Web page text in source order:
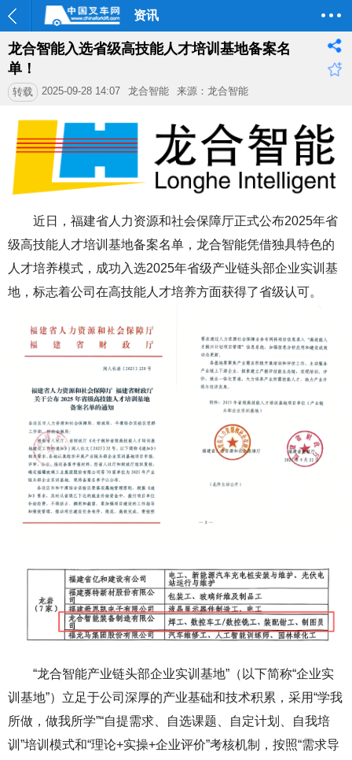
资讯
龙合智能入选省级高技能人才培训基地备案名
单！
转载 2025-09-28 14:07 龙合智能 来源：龙合智能
近日，福建省人力资源和社会保障厅正式公布2025年省
级高技能人才培训基地备案名单，龙合智能凭借独具特色的
人才培养模式，成功入选2025年省级产业链头部企业实训基
地，标志着公司在高技能人才培养方面获得了省级认可。
“龙合智能产业链头部企业实训基地”（以下简称“企业实
训基地”）立足于公司深厚的产业基础和技术积累，采用“学我
所做，做我所学”“自提需求、自选课题、自定计划、自我培
训”培训模式和“理论+实操+企业评价”考核机制，按照“需求导